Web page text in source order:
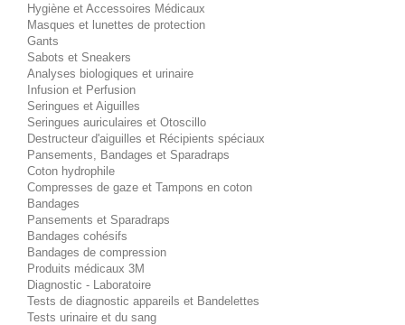
Hygiène et Accessoires Médicaux
Masques et lunettes de protection
Gants
Sabots et Sneakers
Analyses biologiques et urinaire
Infusion et Perfusion
Seringues et Aiguilles
Seringues auriculaires et Otoscillo
Destructeur d'aiguilles et Récipients spéciaux
Pansements, Bandages et Sparadraps
Coton hydrophile
Compresses de gaze et Tampons en coton
Bandages
Pansements et Sparadraps
Bandages cohésifs
Bandages de compression
Produits médicaux 3M
Diagnostic - Laboratoire
Tests de diagnostic appareils et Bandelettes
Tests urinaire et du sang